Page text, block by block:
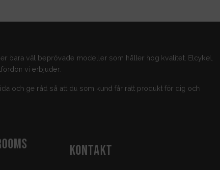
bara väl beprövade modeller som håller hög kvalitet. Elcykel,
vi erbjuder.
och ge råd så att du som kund får rätt produkt för dig och
KONTAKT